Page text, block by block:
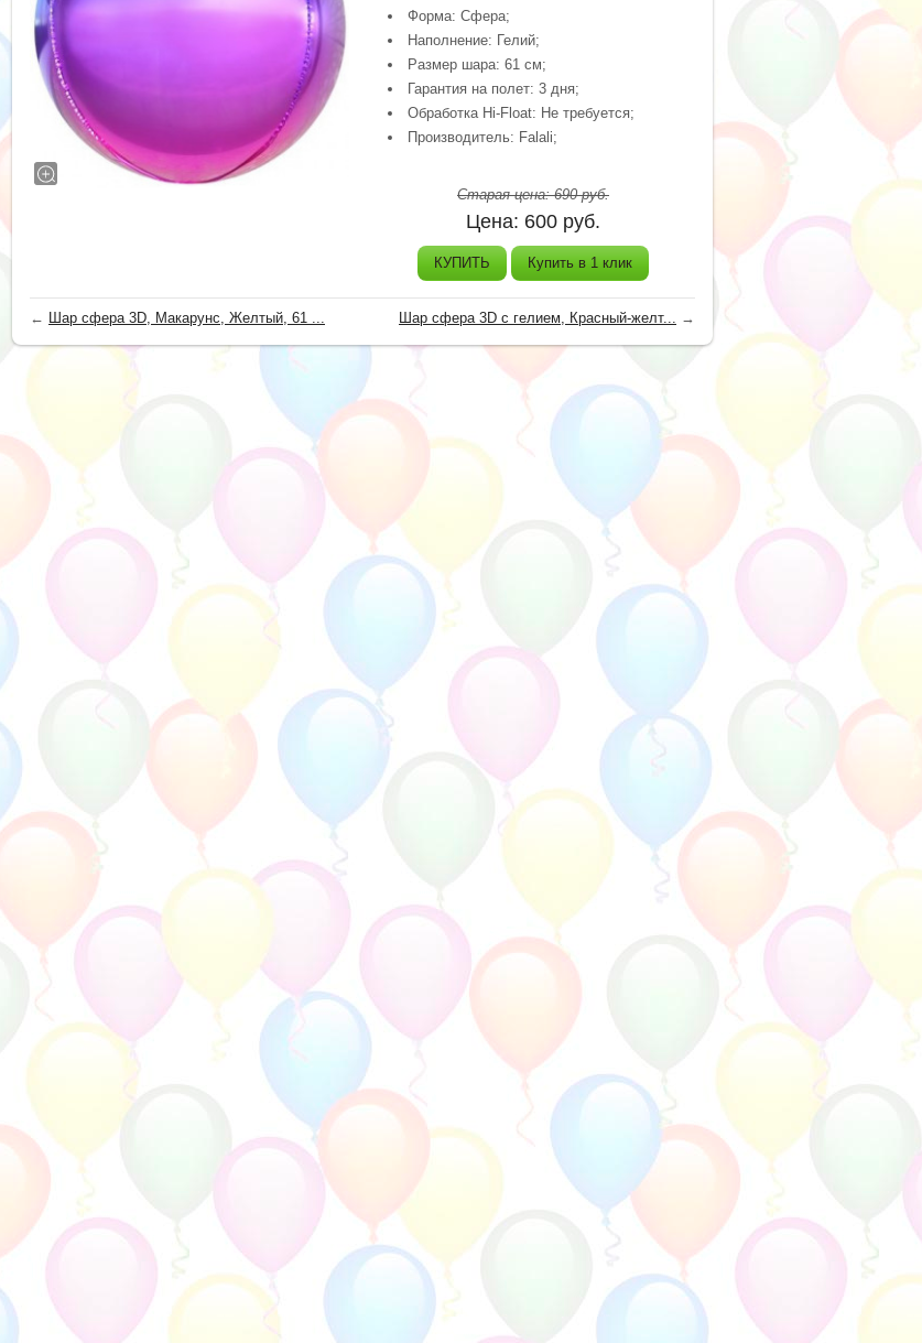
Форма: Сфера;
Наполнение: Гелий;
Размер шара: 61 см;
Гарантия на полет: 3 дня;
Обработка Hi-Float: Не требуется;
Производитель: Falali;
Старая цена:690руб.
Цена: 600 руб.
КУПИТЬ Купить в 1 клик
← Шар сфера 3D, Макарунс, Желтый, 61 ... Шар сфера 3D с гелием, Красный-желт... →